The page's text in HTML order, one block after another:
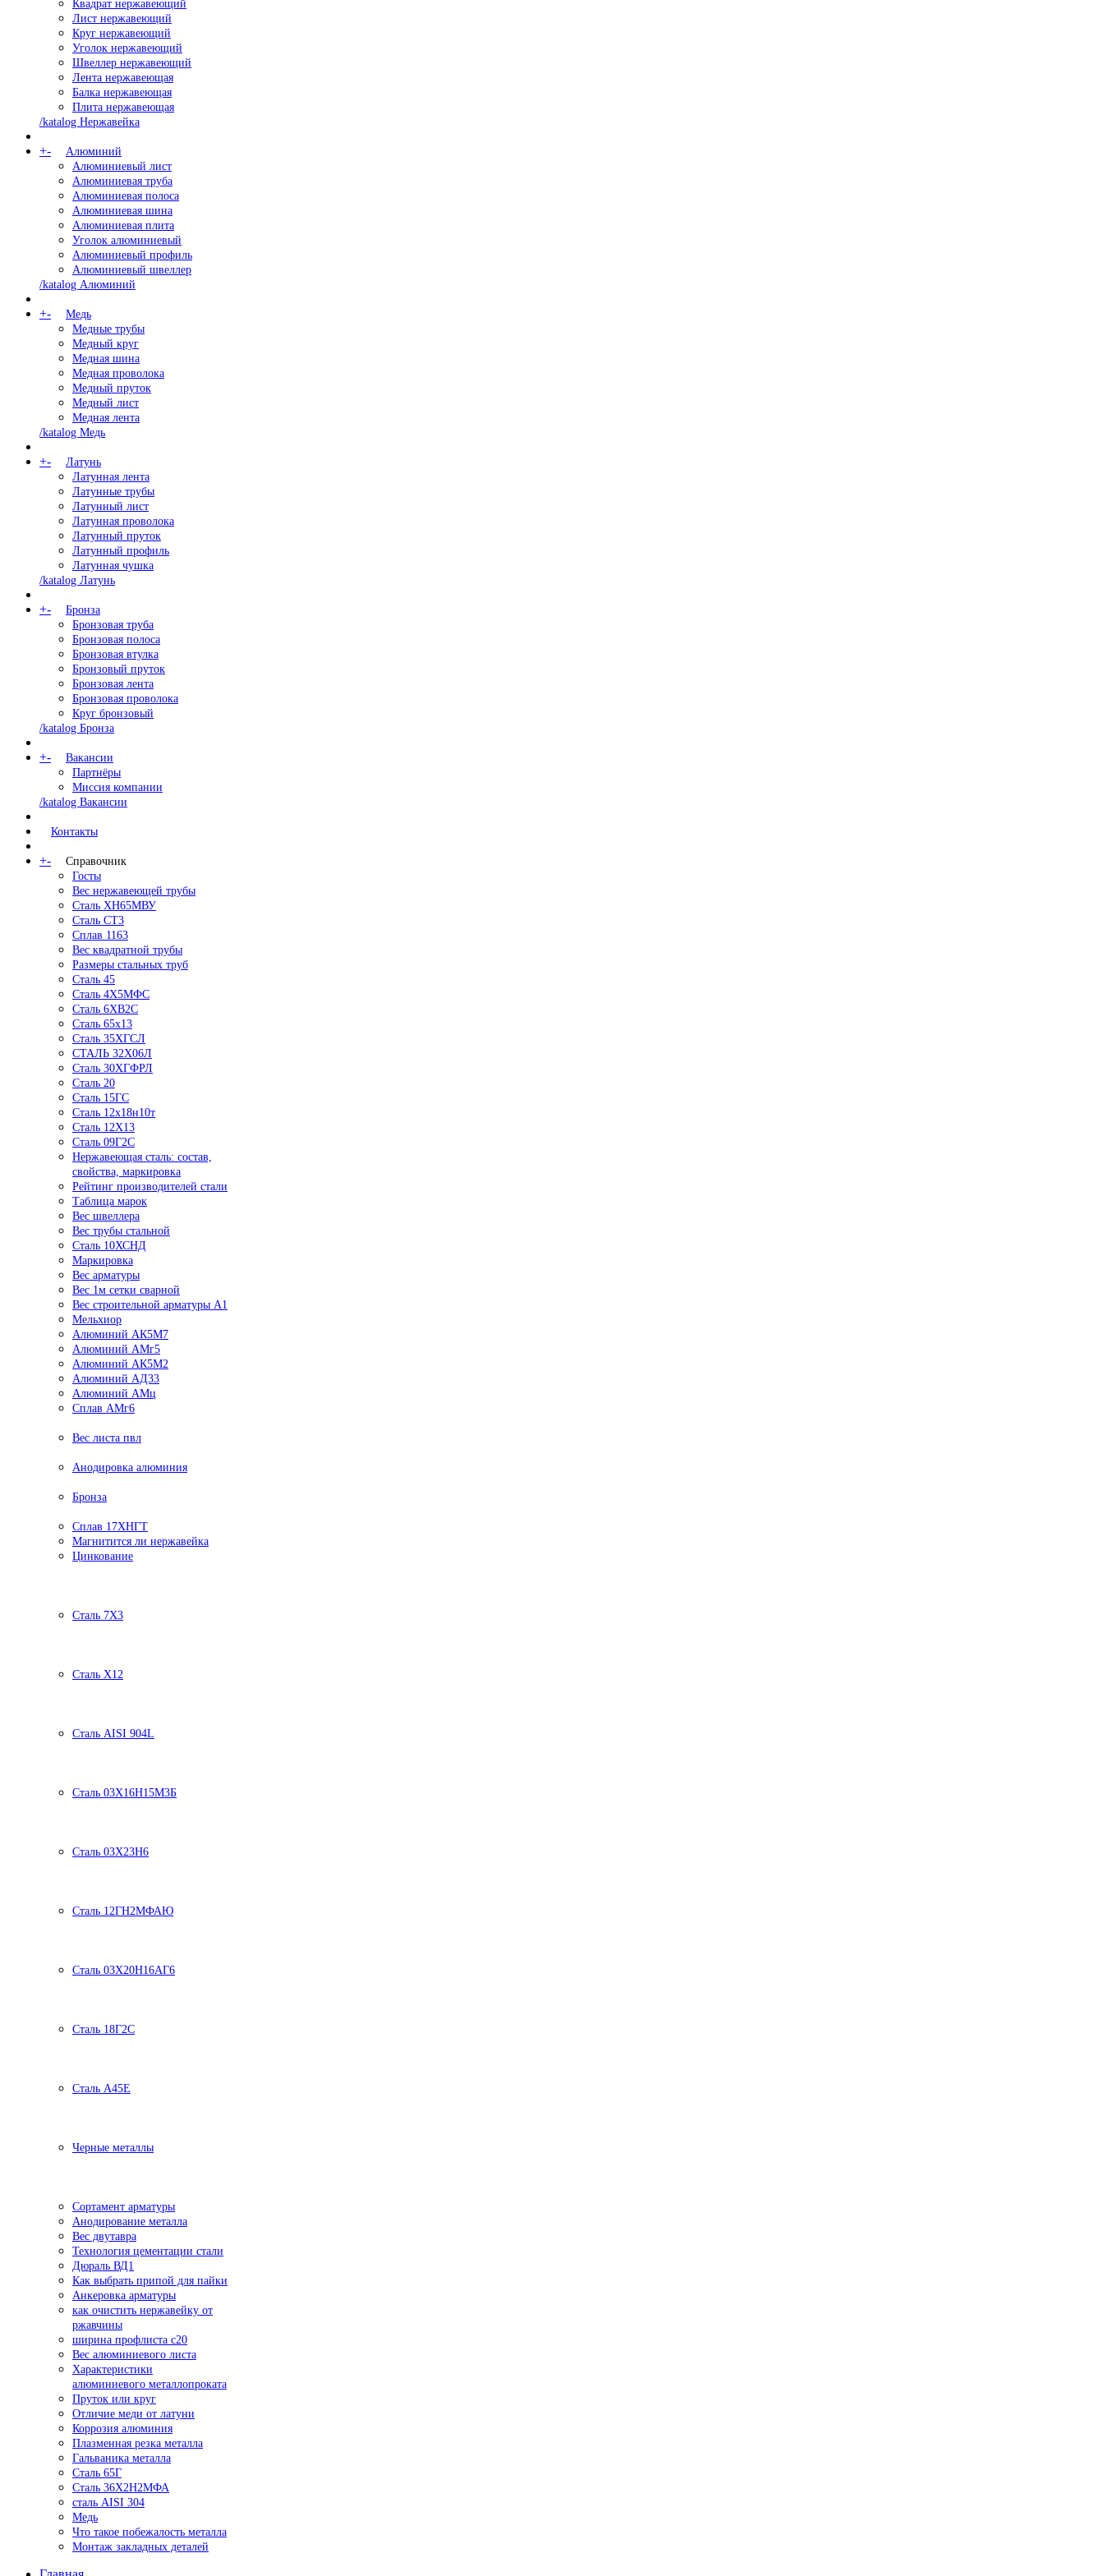
Квадрат нержавеющий
Лист нержавеющий
Круг нержавеющий
Уголок нержавеющий
Швеллер нержавеющий
Лента нержавеющая
Балка нержавеющая
Плита нержавеющая
/katalog Нержавейка
+-
Алюминий
Алюминиевый лист
Алюминиевая труба
Алюминиевая полоса
Алюминиевая шина
Алюминиевая плита
Уголок алюминиевый
Алюминиевый профиль
Алюминиевый швеллер
/katalog Алюминий
+-
Медь
Медные трубы
Медный круг
Медная шина
Медная проволока
Медный пруток
Медный лист
Медная лента
/katalog Медь
+-
Латунь
Латунная лента
Латунные трубы
Латунный лист
Латунная проволока
Латунный пруток
Латунный профиль
Латунная чушка
/katalog Латунь
+-
Бронза
Бронзовая труба
Бронзовая полоса
Бронзовая втулка
Бронзовый пруток
Бронзовая лента
Бронзовая проволока
Круг бронзовый
/katalog Бронза
+-
Вакансии
Партнёры
Миссия компании
/katalog Вакансии
Контакты
+-
Справочник
Госты
Вес нержавеющей трубы
Сталь ХН65МВУ
Сталь СТ3
Сплав 1163
Вес квадратной трубы
Размеры стальных труб
Сталь 45
Сталь 4Х5МФС
Сталь 6ХВ2С
Сталь 65х13
Сталь 35ХГСЛ
СТАЛЬ 32Х06Л
Сталь 30ХГФРЛ
Сталь 20
Сталь 15ГС
Сталь 12х18н10т
Сталь 12Х13
Сталь 09Г2С
Нержавеющая сталь: состав,
свойства, маркировка
Рейтинг производителей стали
Таблица марок
Вес швеллера
Вес трубы стальной
Сталь 10ХСНД
Маркировка
Вес арматуры
Вес 1м сетки сварной
Вес строительной арматуры А1
Мельхиор
Алюминий АК5М7
Алюминий АМг5
Алюминий АК5М2
Алюминий АД33
Алюминий АМц
Сплав АМг6
Вес листа пвл
Анодировка алюминия
Бронза
Сплав 17ХНГТ
Магнитится ли нержавейка
Цинкование
Сталь 7Х3
Сталь Х12
Сталь AISI 904L
Сталь 03Х16Н15М3Б
Сталь 03Х23Н6
Сталь 12ГН2МФАЮ
Сталь 03Х20Н16АГ6
Сталь 18Г2С
Сталь А45Е
Черные металлы
Сортамент арматуры
Анодирование металла
Вес двутавра
Технология цементации стали
Дюраль ВД1
Как выбрать припой для пайки
Анкеровка арматуры
как очистить нержавейку от
ржавчины
ширина профлиста с20
Вес алюминиевого листа
Характеристики
алюминиевого металлопроката
Пруток или круг
Отличие меди от латуни
Коррозия алюминия
Плазменная резка металла
Гальваника металла
Сталь 65Г
Сталь 36Х2Н2МФА
сталь AISI 304
Медь
Что такое побежалость металла
Монтаж закладных деталей